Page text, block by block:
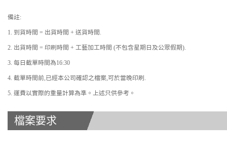
備註:
1. 到貨時間 = 出貨時間 + 送貨時間.
2. 出貨時間 = 印刷時間 + 工藝加工時間 (不包含星期日及公眾假期).
3. 每日截單時間為16:30
4. 截單時間前,已經本公司確認之檔案,可於當晚印刷.
5. 運費以實際的重量計算為準。上述只供參考。
檔案要求